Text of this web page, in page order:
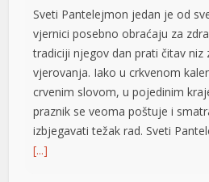
Sveti Pantelejmon jedan je od
vjernici posebno obraćaju za
tradiciji njegov dan prati čitav niz
vjerovanja. Iako u crkvenom
crvenim slovom, u pojedinim
praznik se veoma poštuje i
izbjegavati težak rad. Sveti
[...]